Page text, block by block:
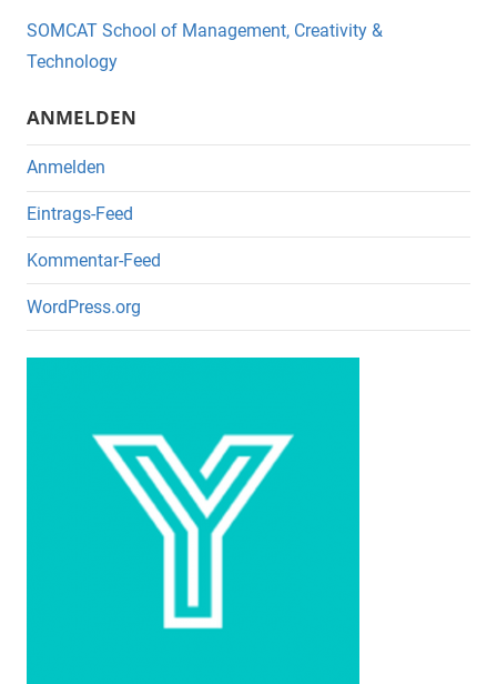
o
o
k
SOMCAT School of Management, Creativity &
Technology
ANMELDEN
Anmelden
Eintrags-Feed
Kommentar-Feed
WordPress.org